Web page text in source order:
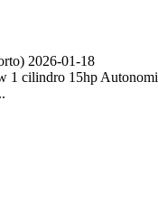
2026-01-18
cilindro 15hp